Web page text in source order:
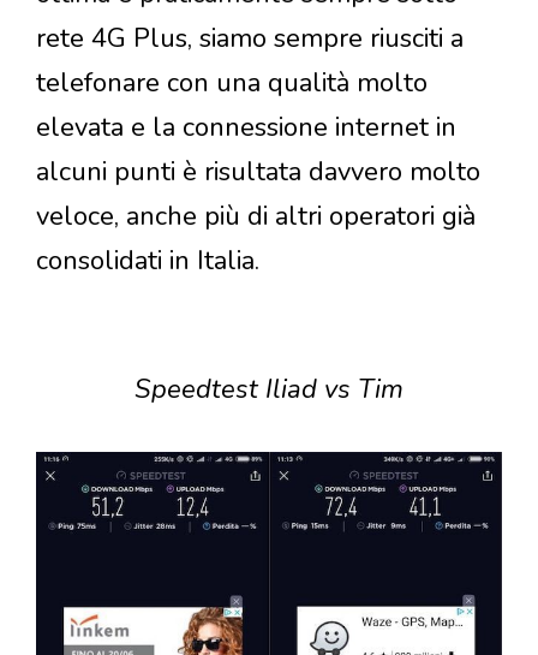
rete 4G Plus, siamo sempre riusciti a
telefonare con una qualità molto
elevata e la connessione internet in
alcuni punti è risultata davvero molto
veloce, anche più di altri operatori già
consolidati in Italia.
Speedtest Iliad vs Tim